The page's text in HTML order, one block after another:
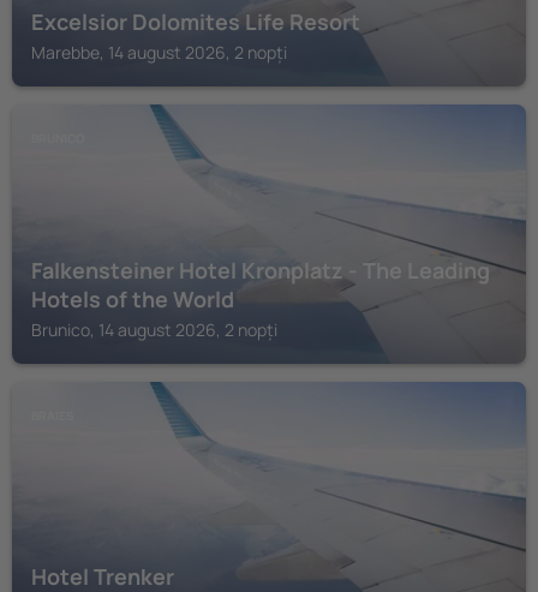
Excelsior Dolomites Life Resort
Marebbe, 14 august 2026, 2 nopți
Falkensteiner Hotel Kronplatz - The Leading
Hotels of the World
Brunico, 14 august 2026, 2 nopți
Hotel Trenker